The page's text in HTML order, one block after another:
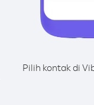
Pilih kontak di